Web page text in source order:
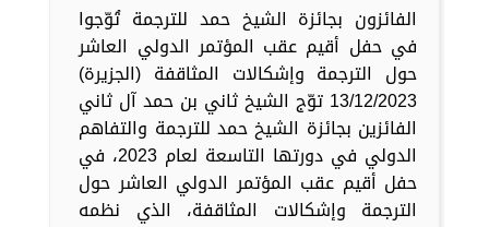
الفائزون بجائزة الشيخ حمد للترجمة تُوّجوا
في حفل أقيم عقب المؤتمر الدولي العاشر
حول الترجمة وإشكالات المثاقفة (الجزيرة)
13/12/2023 توّج الشيخ ثاني بن حمد آل ثاني
الفائزين بجائزة الشيخ حمد للترجمة والتفاهم
الدولي في دورتها التاسعة لعام 2023، في
حفل أقيم عقب المؤتمر الدولي العاشر حول
الترجمة وإشكالات المثاقفة، الذي نظمه